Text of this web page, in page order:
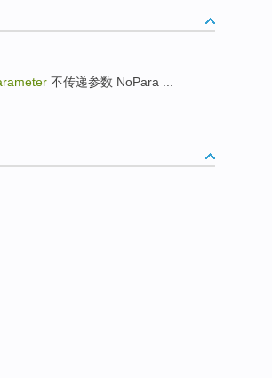
不传递参数 NoPara ...